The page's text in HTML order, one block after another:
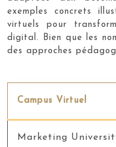
exemples concrets
virtuels pour
digital. Bien que les
des approches
Campus Virtuel
Marketing